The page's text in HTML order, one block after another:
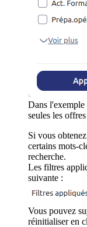
Dans
seules les
Si vous
certains mots-
recherche.
Les filtres
suivante :
Vous pouvez
réinitialiser en